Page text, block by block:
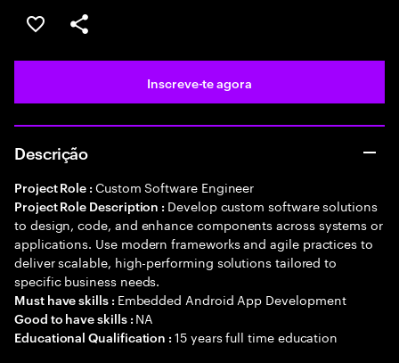
Guardar oportunidade
Partilhar
Inscreve-te agora
Descrição
Project Role : Custom Software Engineer
Project Role Description : Develop custom software solutions
to design, code, and enhance components across systems or
applications. Use modern frameworks and agile practices to
deliver scalable, high-performing solutions tailored to
specific business needs.
Must have skills : Embedded Android App Development
Good to have skills : NA
Educational Qualification :15 years full time education